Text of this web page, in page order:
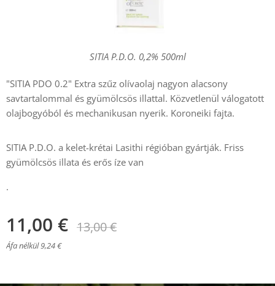
SITIA P.D.O. 0,2% 500ml
"SITIA PDO 0.2" Extra szűz olívaolaj nagyon alacsony
savtartalommal és gyümölcsös illattal. Közvetlenül válogatott
olajbogyóból és mechanikusan nyerik. Koroneiki fajta.
SITIA P.D.O. a kelet-krétai Lasithi régióban gyártják. Friss
gyümölcsös illata és erős íze van
.
11,00 € 13,00€
Áfa nélkül 9,24 €